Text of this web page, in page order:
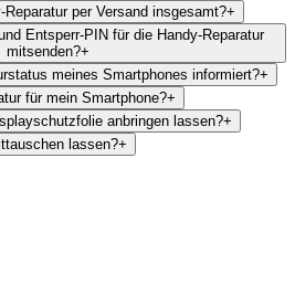
per Versand insgesamt?+
Entsperr-PIN für die Handy-Reparatur
mitsenden?+
meines Smartphones informiert?+
für mein Smartphone?+
anbringen lassen?+
lassen?+